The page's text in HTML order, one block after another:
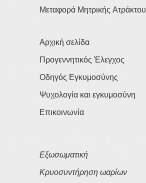
Μεταφορά Μητρικής Ατράκτου
Αρχική σελίδα
Προγεννητικός Έλεγχος
Οδηγός Εγκυμοσύνης
Ψυχολογία και εγκυμοσύνη
Επικοινωνία
Εξωσωματική
Κρυοσυντήρηση ωαρίων